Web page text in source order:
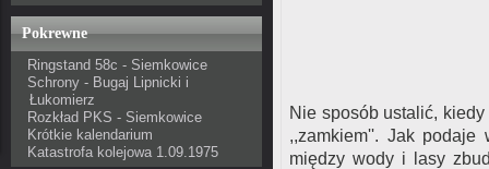
Pokrewne
Ringstand 58c - Siemkowice
Schrony - Bugaj Lipnicki i
Łukomierz
Rozkład PKS - Siemkowice
Krótkie kalendarium
Katastrofa kolejowa 1.09.1975
Nie sposób ustalić,
,,zamkiem''. Jak podaje
między wody i lasy